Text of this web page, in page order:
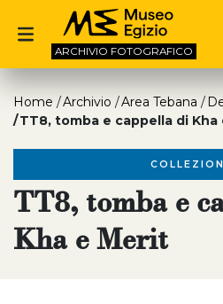
ARCHIVIO FOTOGRAFICO
Home Archivio Area Tebana
TT8, tomba e cappella di Kha
TT8, tomba e
Kha e Merit